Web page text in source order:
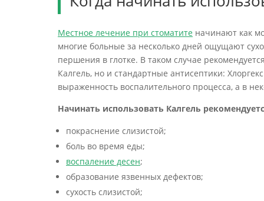
Местное лечение при стоматите начинают как
многие больные за несколько дней ощущают
першения в глотке. В таком случае
Калгель, но и стандартные антисептики:
выраженность воспалительного процесса, а в
Начинать использовать Калгель
покраснение слизистой;
боль во время еды;
воспаление десен;
образование язвенных дефектов;
сухость слизистой;